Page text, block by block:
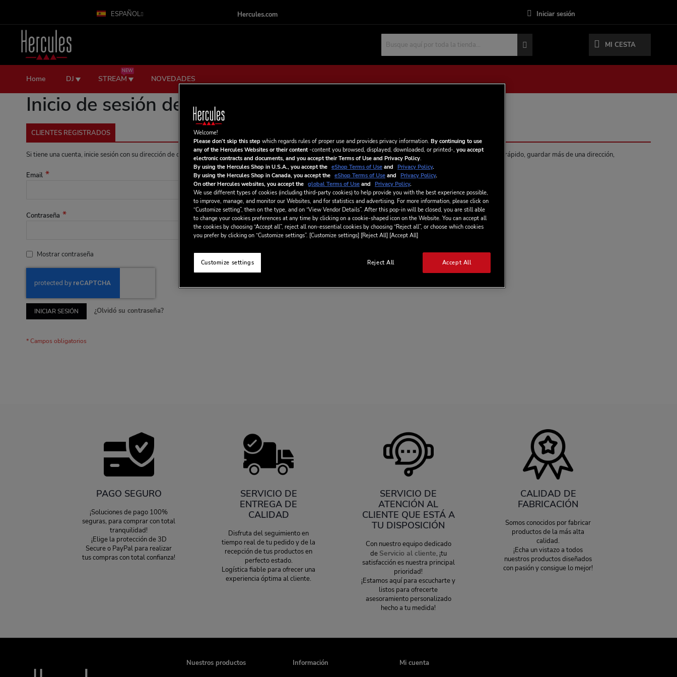
al
contenido
ESPAÑOL Hercules.com Iniciar sesión
MI CESTA
Buscar
Home DJ STREAM
NEW
NOVEDADES
Inicio de sesión de cliente
CLIENTES REGISTRADOS
Si tiene una cuenta, inicie sesión con su dirección de correo electrónico.
Email
Contraseña
Mostrar contraseña
INICIAR SESIÓN ¿Olvidó su contraseña?
Crear una cuenta tiene muchos beneficios: Pago más rápido, guardar más de una dirección,
seguimiento de pedidos y mucho más.
CREAR UNA CUENTA
PAGO SEGURO
¡Soluciones de pago 100%
seguras, para comprar con total
tranquilidad!
¡Elige la protección de 3D
Secure o PayPal para realizar
tus compras con total confianza!
SERVICIO DE
ENTREGA DE
CALIDAD
Disfruta del seguimiento en
tiempo real de tu pedido y de la
recepción de tus productos en
perfecto estado.
Logística fiable para ofrecer una
experiencia óptima al cliente.
SERVICIO DE
ATENCIÓN AL
CLIENTE QUE ESTÁ A
TU DISPOSICIÓN
Con nuestro equipo dedicado
de Servicio al cliente, ¡tu
satisfacción es nuestra principal
prioridad!
¡Estamos aquí para escucharte y
listos para ofrecerte
asesoramiento personalizado
hecho a tu medida!
CALIDAD DE
FABRICACIÓN
Somos conocidos por fabricar
productos de la más alta
calidad.
¡Echa un vistazo a todos
nuestros productos diseñados
con pasión y consigue lo mejor!
Nuestros productos Información Mi cuenta
Welcome!
Please don’t skip this stepwhich regards rules of proper use and provides privacy information. By continuing to use
any of the Hercules Websites or their content-content you browsed, displayed, downloaded, or printed-, you accept
electronic contracts and documents, and you accept their Terms of Use and Privacy Policy.
By using the Hercules Shop in U.S.A., you accept the eShop Terms of Useand Privacy Policy.
By using the Hercules Shop in Canada, you accept the eShop Terms of Useand Privacy Policy.
On other Hercules websites, you accept the global Terms of Useand Privacy Policy.
We use different types of cookies (including third-party cookies) to help provide you with the best experience possible,
to improve, manage, and monitor our Websites, and for statistics and advertising. For more information, please click on
“Customize setting”, then on the type, and on “View Vendor Details”. After this pop-in will be closed, you are still able
to change your cookies preferences at any time by clicking on a cookie-shaped icon on the Website. You can accept all
the cookies by choosing “Accept all”, reject all non-essential cookies by choosing “Reject all”, or choose which cookies
you prefer by clicking on “Customize settings”. [Customize settings] [Reject All] [Accept All]
Reject All Accept All
Customize settings